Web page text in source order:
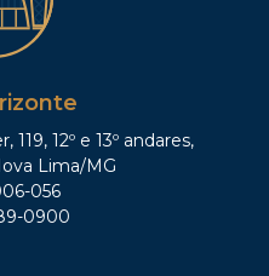
12º e 13º andares,
Lima/MG
056
0900